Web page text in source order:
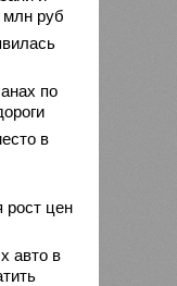
млн руб
по
в
рост цен
авто в